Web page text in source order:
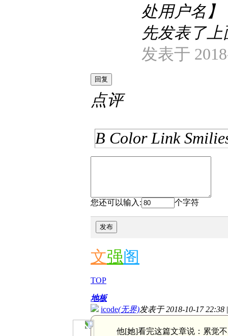
处用户名
先发表了
发表于
回复
点评
B Color Link
您还可以输入: 个字符
发布
文强阁
TOP
地板
icode(无界)发表于 2018-10-17 22:38
他[她]看完这篇文章说： 累觉